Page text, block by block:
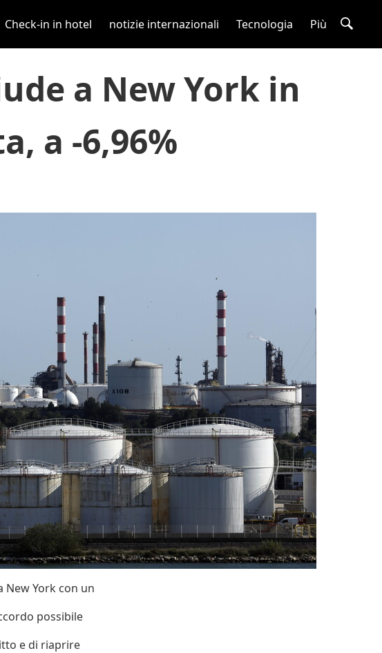
Check-in in hotel notizie internazionali Tecnologia Più
a New York in
a -6,96%
New York con un
possibile
e di riaprire